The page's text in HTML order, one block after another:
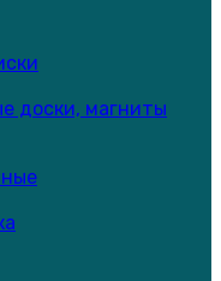
доски, магниты